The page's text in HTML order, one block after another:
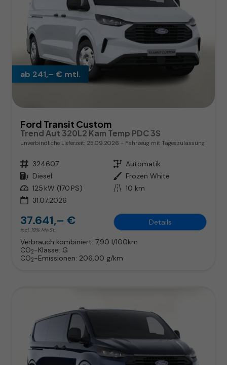
ab 241,– € mtl.
Ford Transit Custom
Trend Aut 320L2 Kam Temp PDC 3S
unverbindliche Lieferzeit: 25.09.2026 Fahrzeug mit Tageszulassung
Fahrzeugnr. 324607 Getriebe Automatik
Kraftstoff Diesel Außenfarbe Frozen White
Leistung 125 kW (170 PS) Kilometerstand 10 km
31.07.2026
37.641,– €
incl. 19% MwSt.
Details
Verbrauch kombiniert: 7,90 l/100km
CO2-Klasse: G
CO2-Emissionen: 206,00 g/km